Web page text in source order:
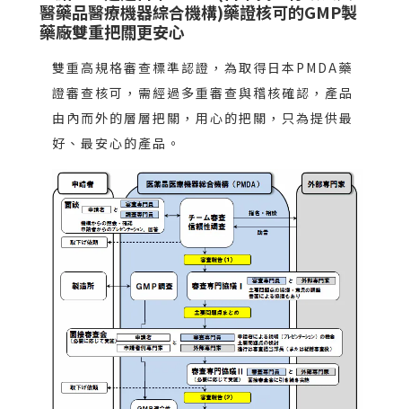
醫藥品醫療機器綜合機構)藥證核可的GMP製
藥廠雙重把關更安心
雙重高規格審查標準認證，為取得日本PMDA藥
證審查核可，需經過多重審查與稽核確認，產品
由內而外的層層把關，用心的把關，只為提供最
好、最安心的產品。